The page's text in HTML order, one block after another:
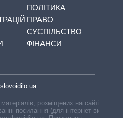
ПОЛІТИКА
ПРАВО
СУСПІЛЬСТВО
ФІНАНСИ
розміщених на сайті,
посилання (для інтернет-видань